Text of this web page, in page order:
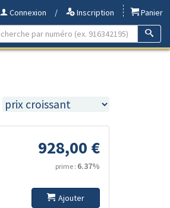
Connexion / Inscription
Panier
928,00 €
prime : 6.37%
Ajouter